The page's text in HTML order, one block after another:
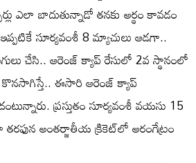
ఎలా బాదుతున్నాడో తనకు అర్థం కావడం
సూర్యవంశీ 8 మ్యాచులు ఆడగా..
చేసి.. ఆరెంజ్ క్యాప్ రేసులో 2వ స్థానంలో
కొనసాగిస్తే.. ఈసారి ఆరెంజ్ క్యాప్
ప్రస్తుతం సూర్యవంశీ వయసు 15
అంత‌ర్జాతీయ క్రికెట్‌లో అరంగేట్రం